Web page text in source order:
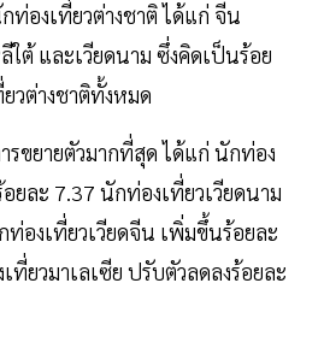
ท่องเที่ยวต่างชาติ ได้แก่ จีน
ใต้ และเวียดนาม ซึ่งคิดเป็นร้อย
วต่างชาติทั้งหมด
รขยายตัวมากที่สุด ได้แก่ นักท่อง
ยละ 7.37 นักท่องเที่ยวเวียดนาม
องเที่ยวเวียดจีน เพิ่มขึ้นร้อยละ
ยวมาเลเซีย ปรับตัวลดลงร้อยละ